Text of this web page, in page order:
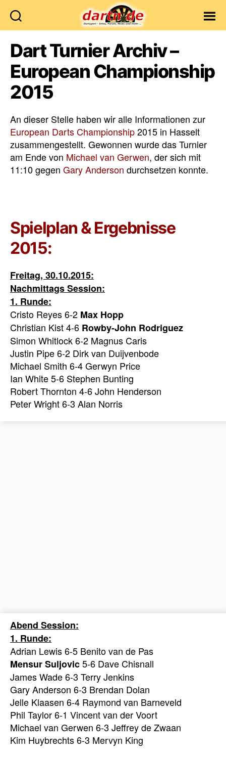
Dart Turnier Archiv –
European Championship
2015
An dieser Stelle haben wir alle Informationen zur
European Darts Championship2015 in Hasselt
zusammengestellt. Gewonnen wurde das Turnier
am Ende von Michael van Gerwen, der sich mit
11:10 gegen Gary Anderson durchsetzen konnte.
Spielplan & Ergebnisse
2015:
Freitag, 30.10.2015:
Nachmittags Session:
1. Runde:
Cristo Reyes 6-2 Max Hopp
Christian Kist 4-6 Rowby-John Rodriguez
Simon Whitlock 6-2 Magnus Caris
Justin Pipe 6-2 Dirk van Duijvenbode
Michael Smith 6-4 Gerwyn Price
Ian White 5-6 Stephen Bunting
Robert Thornton 4-6 John Henderson
Peter Wright 6-3 Alan Norris
Abend Session:
1. Runde:
Adrian Lewis 6-5 Benito van de Pas
Mensur Suljovic5-6 Dave Chisnall
James Wade 6-3 Terry Jenkins
Gary Anderson 6-3 Brendan Dolan
Jelle Klaasen 6-4 Raymond van Barneveld
Phil Taylor 6-1 Vincent van der Voort
Michael van Gerwen 6-3 Jeffrey de Zwaan
Kim Huybrechts 6-3 Mervyn King